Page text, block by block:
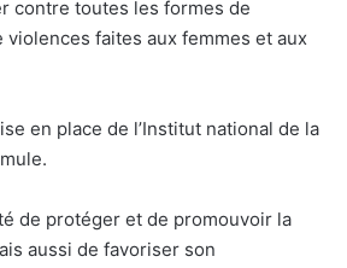
contre toutes les formes de
faites aux femmes et aux
en place de l’Institut national de la
de protéger et de promouvoir la
aussi de favoriser son